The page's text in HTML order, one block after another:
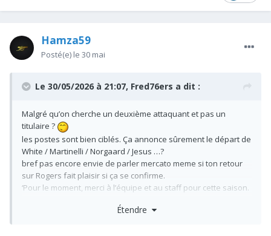
Hamza59
Posté(e) le 30 mai
Le 30/05/2026 à 21:07, Fred76ers a dit :
Malgré qu’on cherche un deuxième attaquant et pas un
titulaire ?
les postes sont bien ciblés. Ça annonce sûrement le départ de
White / Martinelli / Norgaard / Jesus …?
bref pas encore envie de parler mercato meme si ton retour
sur Rogers fait plaisir si ça se confirme.
‘Pour le moment, merci à l’équipe et au staff pour cette saison.
Étendre